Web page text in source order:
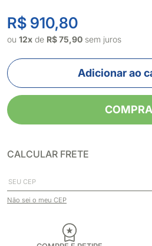
R$ 910,80
ou 12x de R$ 75,90 sem juros
Adicionar ao
CALCULAR FRETE
Não sei o meu CEP